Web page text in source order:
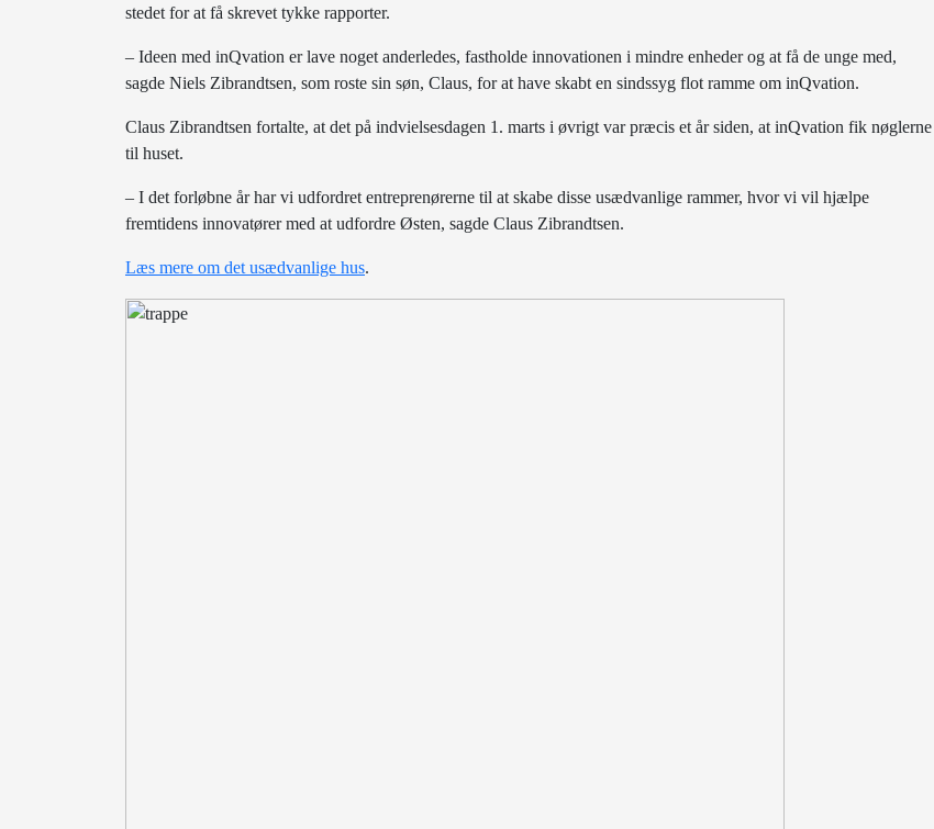
stedet for at få skrevet tykke rapporter.
– Ideen med inQvation er lave noget anderledes, fastholde innovationen i mindre enheder og at få de unge med,
sagde Niels Zibrandtsen, som roste sin søn, Claus, for at have skabt en sindssyg flot ramme om inQvation.
Claus Zibrandtsen fortalte, at det på indvielsesdagen 1. marts i øvrigt var præcis et år siden, at inQvation fik nøglerne
til huset.
– I det forløbne år har vi udfordret entreprenørerne til at skabe disse usædvanlige rammer, hvor vi vil hjælpe
fremtidens innovatører med at udfordre Østen, sagde Claus Zibrandtsen.
Læs mere om det usædvanlige hus.